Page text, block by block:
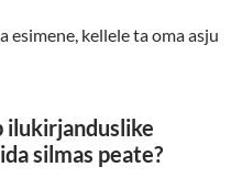
esimene, kellele ta oma asju
ilukirjanduslike
silmas peate?